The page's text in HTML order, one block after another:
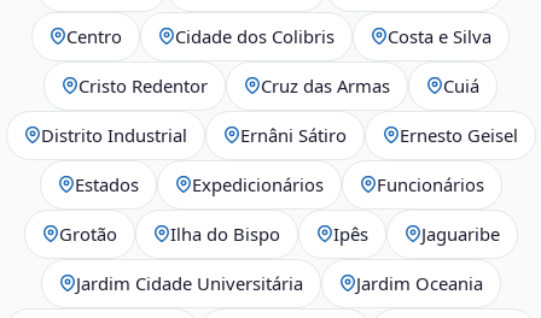
Centro Cidade dos Colibris Costa e Silva
Cristo Redentor Cruz das Armas Cuiá
Distrito Industrial Ernâni Sátiro Ernesto Geisel
Estados Expedicionários Funcionários
Grotão Ilha do Bispo Ipês Jaguaribe
Jardim Cidade Universitária Jardim Oceania